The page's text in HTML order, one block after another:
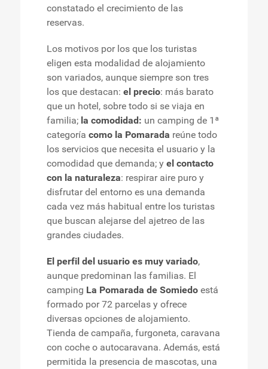
constatado el crecimiento de las
reservas.
Los motivos por los que los turistas
eligen esta modalidad de alojamiento
son variados, aunque siempre son tres
los que destacan: el precio: más barato
que un hotel, sobre todo si se viaja en
familia; la comodidad: un camping de 1ª
categoría como la Pomarada reúne todo
los servicios que necesita el usuario y la
comodidad que demanda; y el contacto
con la naturaleza: respirar aire puro y
disfrutar del entorno es una demanda
cada vez más habitual entre los turistas
que buscan alejarse del ajetreo de las
grandes ciudades.
El perfil del usuario es muy variado,
aunque predominan las familias. El
camping La Pomarada de Somiedo está
formado por 72 parcelas y ofrece
diversas opciones de alojamiento.
Tienda de campaña, furgoneta, caravana
con coche o autocaravana. Además, está
permitida la presencia de mascotas, una